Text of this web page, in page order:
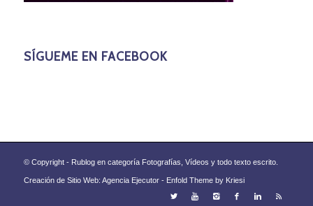
SÍGUEME EN FACEBOOK
© Copyright - Rublog en categoría Fotografías, Vídeos y todo texto escrito.
Creación de Sitio Web: Agencia Ejecutor - Enfold Theme by Kriesi